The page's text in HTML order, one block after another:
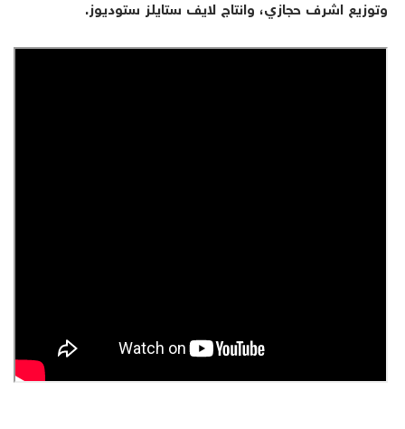
وتوزيع اشرف حجازي، وانتاج لايف ستايلز ستوديوز.